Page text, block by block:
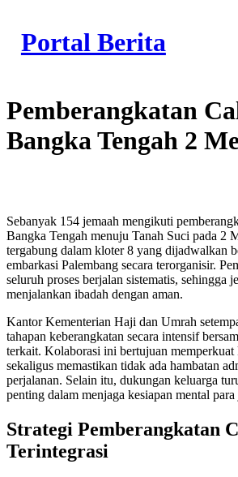
content
Portal Berita
Pemberangkatan
Bangka Tengah 2
Sebanyak 154 jemaah mengikuti
Bangka Tengah menuju Tanah Suci pada 2
tergabung dalam kloter 8 yang dijadwalkan
embarkasi Palembang secara terorganisir.
seluruh proses berjalan sistematis, sehingga
menjalankan ibadah dengan aman.
Kantor Kementerian Haji dan Umrah
tahapan keberangkatan secara intensif
terkait. Kolaborasi ini bertujuan memperkuat
sekaligus memastikan tidak ada hambatan
perjalanan. Selain itu, dukungan keluarga
penting dalam menjaga kesiapan mental para
Strategi Pemberangkatan
Terintegrasi